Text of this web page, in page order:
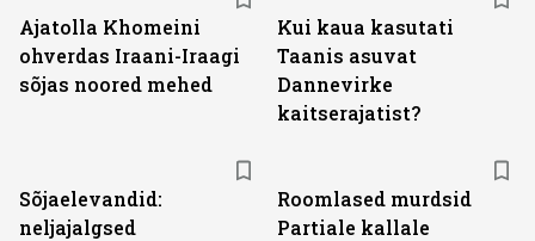
Ajatolla Khomeini
ohverdas Iraani-Iraagi
sõjas noored mehed
Kui kaua kasutati
Taanis asuvat
Dannevirke
kaitserajatist?
Sõjaelevandid:
neljajalgsed
Roomlased murdsid
Partiale kallale